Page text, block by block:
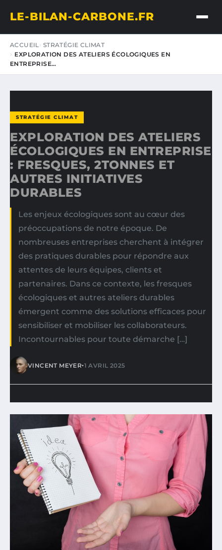
LE-BILAN-CARBONE.FR
ACCUEIL STRATÉGIE CLIMAT
EXPLORATION DES ATELIERS ÉCOLOGIQUES EN
ENTREPRISE…
STRATÉGIE CLIMAT
EXPLORATION DES ATELIERS
ÉCOLOGIQUES EN ENTREPRISE
: FRESQUES, 2TONNES ET
AUTRES INITIATIVES
DURABLES
Les enjeux écologiques sont au cœur des
préoccupations de notre époque. De
nombreuses entreprises cherchent à intégrer
des pratiques durables pour répondre aux
attentes de leurs équipes, clients et
partenaires. Dans ce contexte, les fresques
écologiques et autres ateliers durables
émergent comme des solutions efficaces pour
sensibiliser et mobiliser les collaborateurs.
Incontournables pour toute démarche […]
VINCENT MEYER•1 AVRIL 2025